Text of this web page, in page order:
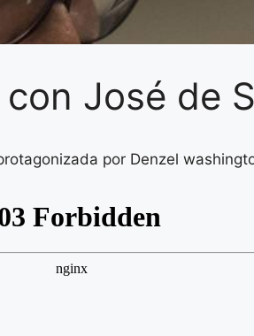
José de
por Denzel